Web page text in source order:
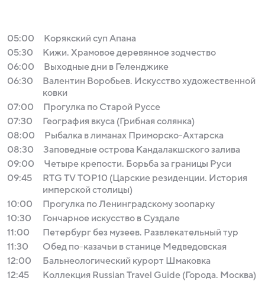
05:00
Корякский суп Апана
05:30
Кижи. Храмовое деревянное зодчество
06:00
Выходные дни в Геленджике
06:30
Валентин Воробьев. Искусство художественной
ковки
07:00
Прогулка по Старой Руссе
07:30
География вкуса (Грибная солянка)
08:00
Рыбалка в лиманах Приморско-Ахтарска
08:30
Заповедные острова Кандалакшского залива
09:00
Четыре крепости. Борьба за границы Руси
09:45
RTG TV TOP10 (Царские резиденции. История
имперской столицы)
10:00
Прогулка по Ленинградскому зоопарку
10:30
Гончарное искусство в Суздале
11:00
Петербург без музеев. Развлекательный тур
11:30
Обед по-казачьи в станице Медведовская
12:00
Бальнеологический курорт Шмаковка
12:45
Коллекция Russian Travel Guide (Города. Москва)